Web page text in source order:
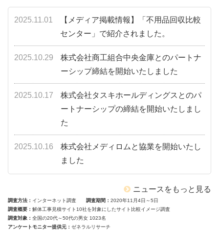
2025.11.01
【メディア掲載情報】「不用品回収比較
センター」で紹介されました。
2025.10.29
株式会社商工組合中央金庫とのパートナ
ーシップ締結を開始いたしました
2025.10.17
株式会社タスキホールディングスとのパ
ートナーシップの締結を開始いたしまし
た
2025.10.16
株式会社メディロムと協業を開始いたし
ました
ニュースをもっと見る
調査方法 インターネット調査 調査期間
2020年11月4日～5日
調査概要
解体工事見積サイト10社を対象にしたサイト比較イメージ調査
調査対象
全国の20代～50代の男女 1023名
アンケートモニター提供元
ゼネラルリサーチ